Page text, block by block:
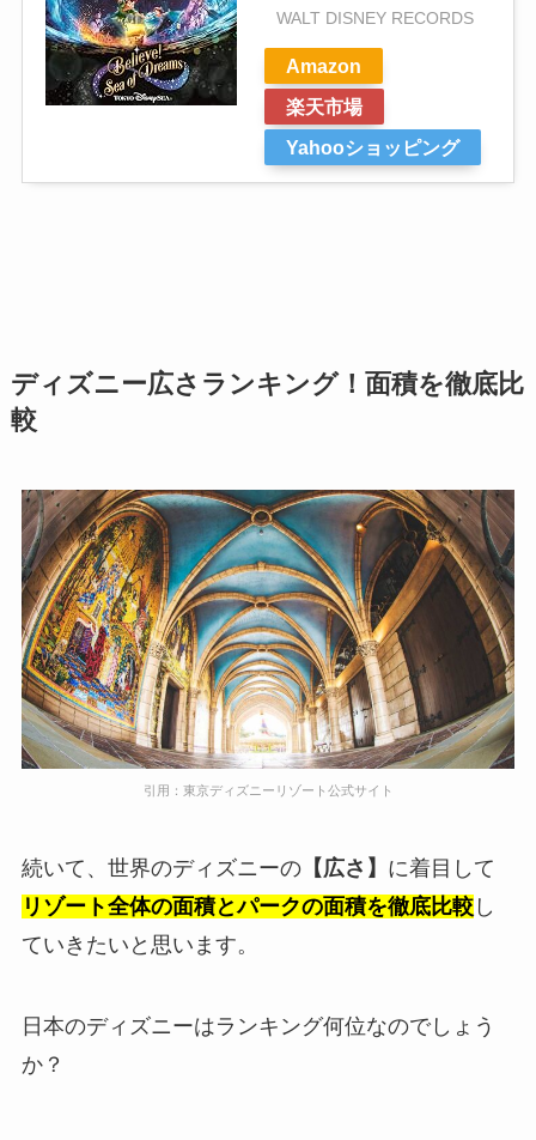
WALT DISNEY RECORDS
Amazon
楽天市場
Yahooショッピング
ディズニー広さランキング！面積を徹底比
較
引用：東京ディズニーリゾート公式サイト
続いて、世界のディズニーの【広さ】 に着目して
リゾート全体の面積とパークの面積を徹底比較し
ていきたいと思います。
日本のディズニーはランキング何位なのでしょう
か？